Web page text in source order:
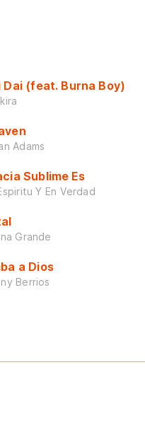
Dai (feat. Burna Boy)
Adams
Sublime Es
Y En Verdad
Grande
a Dios
Berrios